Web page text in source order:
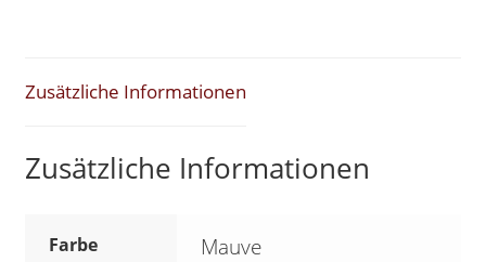
Menge
Zusätzliche Informationen
Zusätzliche Informationen
Farbe Mauve